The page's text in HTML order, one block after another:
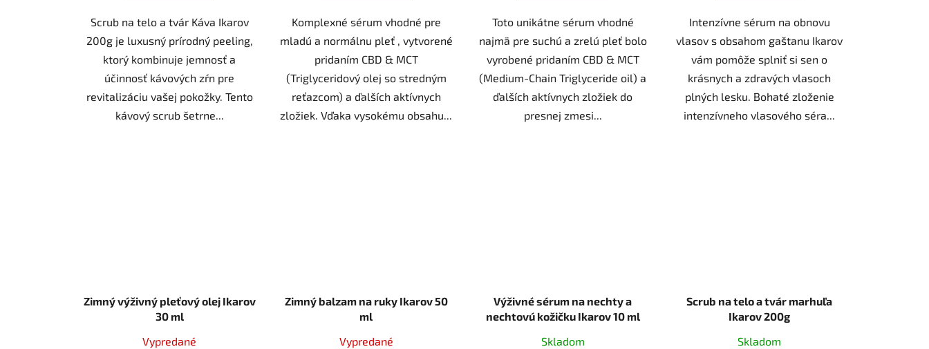
Scrub na telo a tvár Káva Ikarov
200g je luxusný prírodný peeling,
ktorý kombinuje jemnosť a
účinnosť kávových zŕn pre
revitalizáciu vašej pokožky. Tento
kávový scrub šetrne...
Komplexné sérum vhodné pre
mladú a normálnu pleť , vytvorené
pridaním CBD & MCT
(Triglyceridový olej so stredným
reťazcom) a ďalších aktívnych
zložiek. Vďaka vysokému obsahu...
Toto unikátne sérum vhodné
najmä pre suchú a zrelú pleť bolo
vyrobené pridaním CBD & MCT
(Medium-Chain Triglyceride oil) a
ďalších aktívnych zložiek do
presnej zmesi...
Intenzívne sérum na obnovu
vlasov s obsahom gaštanu Ikarov
vám pomôže splniť si sen o
krásnych a zdravých vlasoch
plných lesku. Bohaté zloženie
intenzívneho vlasového séra...
Zimný výživný pleťový olej Ikarov
30 ml
Vypredané
Zimný balzam na ruky Ikarov 50
ml
Vypredané
Výživné sérum na nechty a
nechtovú kožičku Ikarov 10 ml
Skladom
Scrub na telo a tvár marhuľa
Ikarov 200g
Skladom